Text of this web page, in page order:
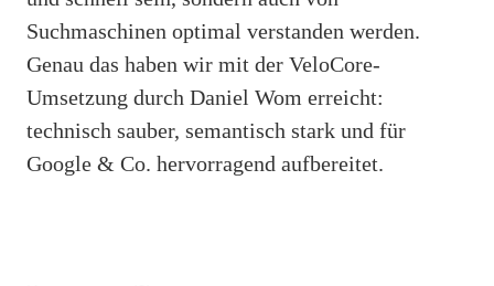
Suchmaschinen optimal verstanden werden.
Genau das haben wir mit der VeloCore-
Umsetzung durch Daniel Wom erreicht:
technisch sauber, semantisch stark und für
Google & Co. hervorragend aufbereitet.